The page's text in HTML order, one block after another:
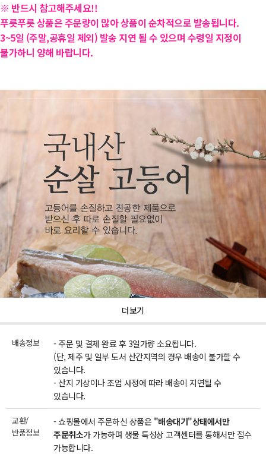
※ 반드시 참고해주세요!!
푸릇푸릇 상품은 주문량이 많아 상품이 순차적으로 발송됩니다.
3~5일 (주말,공휴일 제외) 발송 지연 될 수 있으며 수령일 지정이
불가하니 양해 바랍니다.
더보기
배송정보
- 주문 및 결제 완료 후 3일가량 소요됩니다.
(단, 제주 및 일부 도서 산간지역의 경우 배송이 불가할 수
있습니다.
- 산지 기상이나 조업 사정에 따라 배송이 지연될 수
있습니다.
교환/
반품정보
- 쇼핑몰에서 주문하신 상품은 "배송대기"상태에서만
주문취소가 가능하며 생물 특성상 고객센터를 통해서만 접수
가능합니다.